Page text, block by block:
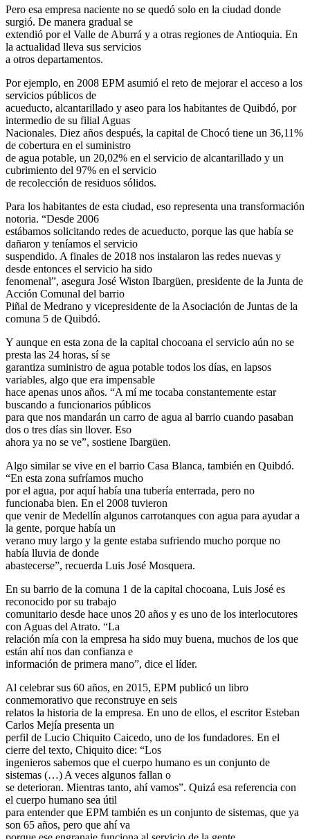
Pero esa empresa naciente no se quedó solo en la ciudad donde
surgió. De manera gradual se
extendió por el Valle de Aburrá y a otras regiones de Antioquia. En
la actualidad lleva sus servicios
a otros departamentos.
Por ejemplo, en 2008 EPM asumió el reto de mejorar el acceso a los
servicios públicos de
acueducto, alcantarillado y aseo para los habitantes de Quibdó, por
intermedio de su filial Aguas
Nacionales. Diez años después, la capital de Chocó tiene un 36,11%
de cobertura en el suministro
de agua potable, un 20,02% en el servicio de alcantarillado y un
cubrimiento del 97% en el servicio
de recolección de residuos sólidos.
Para los habitantes de esta ciudad, eso representa una transformación
notoria. “Desde 2006
estábamos solicitando redes de acueducto, porque las que había se
dañaron y teníamos el servicio
suspendido. A finales de 2018 nos instalaron las redes nuevas y
desde entonces el servicio ha sido
fenomenal”, asegura José Wiston Ibargüen, presidente de la Junta de
Acción Comunal del barrio
Piñal de Medrano y vicepresidente de la Asociación de Juntas de la
comuna 5 de Quibdó.
Y aunque en esta zona de la capital chocoana el servicio aún no se
presta las 24 horas, sí se
garantiza suministro de agua potable todos los días, en lapsos
variables, algo que era impensable
hace apenas unos años. “A mí me tocaba constantemente estar
buscando a funcionarios públicos
para que nos mandarán un carro de agua al barrio cuando pasaban
dos o tres días sin llover. Eso
ahora ya no se ve”, sostiene Ibargüen.
Algo similar se vive en el barrio Casa Blanca, también en Quibdó.
“En esta zona sufríamos mucho
por el agua, por aquí había una tubería enterrada, pero no
funcionaba bien. En el 2008 tuvieron
que venir de Medellín algunos carrotanques con agua para ayudar a
la gente, porque había un
verano muy largo y la gente estaba sufriendo mucho porque no
había lluvia de donde
abastecerse”, recuerda Luis José Mosquera.
En su barrio de la comuna 1 de la capital chocoana, Luis José es
reconocido por su trabajo
comunitario desde hace unos 20 años y es uno de los interlocutores
con Aguas del Atrato. “La
relación mía con la empresa ha sido muy buena, muchos de los que
están ahí nos dan confianza e
información de primera mano”, dice el líder.
Al celebrar sus 60 años, en 2015, EPM publicó un libro
conmemorativo que reconstruye en seis
relatos la historia de la empresa. En uno de ellos, el escritor Esteban
Carlos Mejía presenta un
perfil de Lucio Chiquito Caicedo, uno de los fundadores. En el
cierre del texto, Chiquito dice: “Los
ingenieros sabemos que el cuerpo humano es un conjunto de
sistemas (…) A veces algunos fallan o
se deterioran. Mientras tanto, ahí vamos”. Quizá esa referencia con
el cuerpo humano sea útil
para entender que EPM también es un conjunto de sistemas, que ya
son 65 años, pero que ahí va